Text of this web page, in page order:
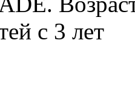
с 3 лет